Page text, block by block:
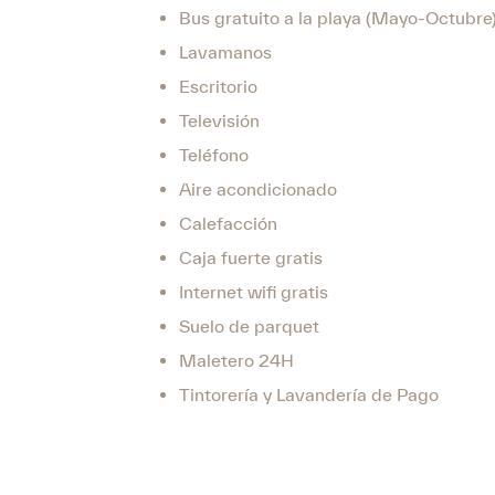
Bus gratuito a la playa (Mayo-
Lavamanos
Escritorio
Televisión
Teléfono
Aire acondicionado
Calefacción
Caja fuerte gratis
Internet wifi gratis
Suelo de parquet
Maletero 24H
Tintorería y Lavandería de Pago